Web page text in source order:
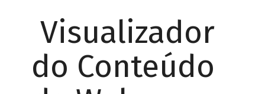
Visualizador
do Conteúdo